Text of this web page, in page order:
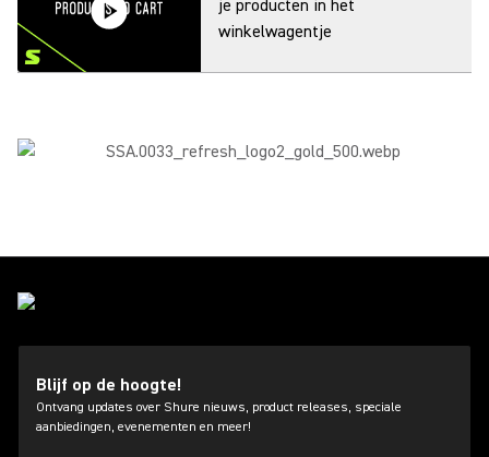
je producten in het
winkelwagentje
je je aan
Blijf op de hoogte!
Ontvang updates over Shure nieuws, product releases, speciale
aanbiedingen, evenementen en meer!